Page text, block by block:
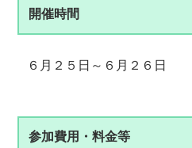
開催時間
６月２５日～６月２６日
参加費用・料金等